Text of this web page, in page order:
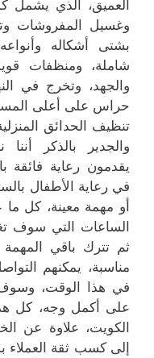
العميق، الذي يشمل
وغسيل المفروشات
بشتى أشكاله
شاملة، ومنظفات
والجهد، وتخرج في
حراس على أعلى
تنظيف الحدائق
والجدير بالذكر
يقدمون رعاية فائقة
في رعاية الأطفال
أو مهمة معينة، كل ما
الساعات التي سوف
ثم تترك باقي المهمة
مناسبة، يمكنهم
في هذا الوقت،
على أكمل وجه، كل
الكويت، علاوة عن
إلى كسب ثقة